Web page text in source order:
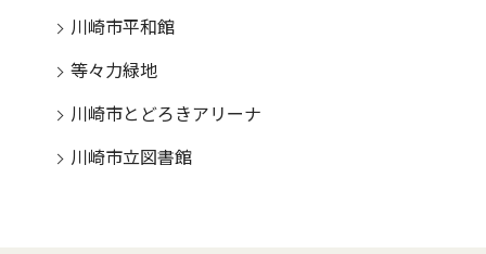
川崎市平和館
等々力緑地
川崎市とどろきアリーナ
川崎市立図書館